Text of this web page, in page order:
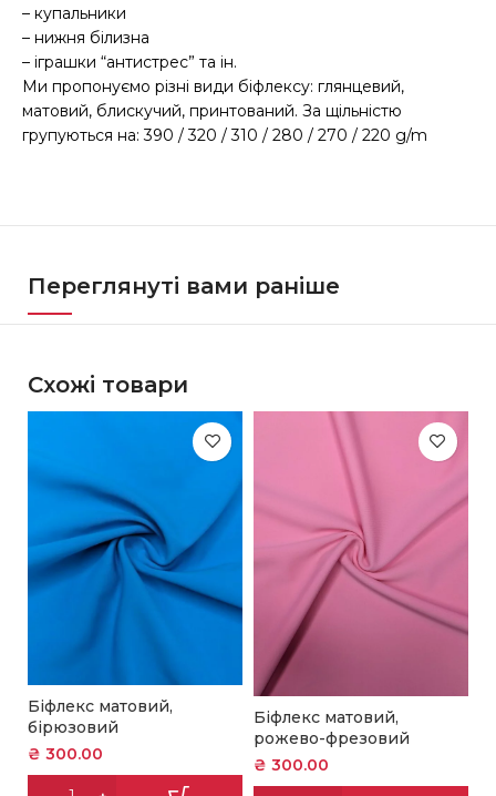
– купальники
– нижня білизна
– іграшки “антистрес” та ін.
Ми пропонуємо різні види біфлексу: глянцевий,
матовий, блискучий, принтований. За щільністю
групуються на: 390 / 320 / 310 / 280 / 270 / 220 g/m
Переглянуті вами раніше
Схожі товари
Біфлекс матовий,
бірюзовий
₴ 300.00
Біфлекс матовий,
рожево-фрезовий
₴ 300.00